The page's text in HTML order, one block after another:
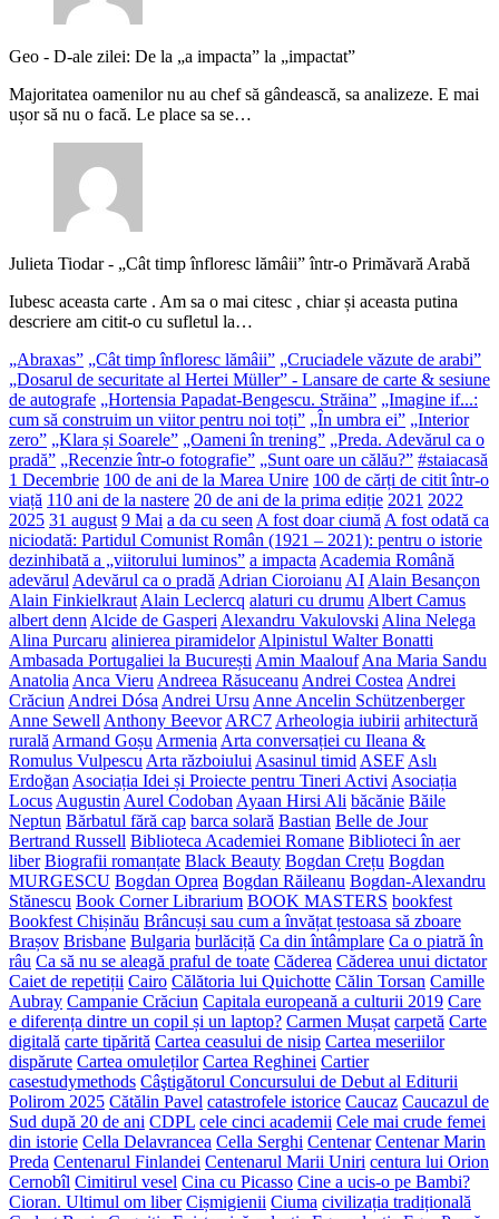
Geo - D-ale zilei: De la „a impacta” la „impactat”
Majoritatea oamenilor nu au chef să gândească, sa analizeze. E mai
ușor să nu o facă. Le place sa se…
Julieta Tiodar- „Cât timp înfloresc lămâii” într-o Primăvară Arabă
Iubesc aceasta carte . Am sa o mai citesc , chiar și aceasta putina
descriere am citit-o cu sufletul la…
„Abraxas” „Cât timp înfloresc lămâii” „Cruciadele văzute de arabi”
„Dosarul de securitate al Hertei Müller” - Lansare de carte & sesiune
de autografe „Hortensia Papadat-Bengescu. Străina” „Imagine if...:
cum să construim un viitor pentru noi toți” „În umbra ei” „Interior
zero” „Klara și Soarele” „Oameni în trening” „Preda. Adevărul ca o
pradă” „Recenzie într-o fotografie” „Sunt oare un călău?” #staiacasă
1 Decembrie 100 de ani de la Marea Unire 100 de cărți de citit într-o
viață 110 ani de la nastere 20 de ani de la prima ediție 2021 2022
2025 31 august 9 Mai a da cu seen A fost doar ciumă A fost odată ca
niciodată: Partidul Comunist Român (1921 – 2021): pentru o istorie
dezinhibată a „viitorului luminos” a impacta Academia Română
adevărul Adevărul ca o pradă Adrian Cioroianu AI Alain Besançon
Alain Finkielkraut Alain Leclercq alaturi cu drumu Albert Camus
albert denn Alcide de Gasperi Alexandru Vakulovski Alina Nelega
Alina Purcaru alinierea piramidelor Alpinistul Walter Bonatti
Ambasada Portugaliei la București Amin Maalouf Ana Maria Sandu
Anatolia Anca Vieru Andreea Răsuceanu Andrei Costea Andrei
Crăciun Andrei Dósa Andrei Ursu Anne Ancelin Schützenberger
Anne Sewell Anthony Beevor ARC7 Arheologia iubirii arhitectură
rurală Armand Goșu Armenia Arta conversației cu Ileana &
Romulus Vulpescu Arta războiului Asasinul timid ASEF Aslı
Erdoğan Asociația Idei și Proiecte pentru Tineri Activi Asociația
Locus Augustin Aurel Codoban Ayaan Hirsi Ali băcănie Băile
Neptun Bărbatul fără cap barca solară Bastian Belle de Jour
Bertrand Russell Biblioteca Academiei Romane Biblioteci în aer
liber Biografii romanțate Black Beauty Bogdan Crețu Bogdan
MURGESCU Bogdan Oprea Bogdan Răileanu Bogdan-Alexandru
Stănescu Book Corner Librarium BOOK MASTERS bookfest
Bookfest Chișinău Brâncuși sau cum a învățat țestoasa să zboare
Brașov Brisbane Bulgaria burlăciță Ca din întâmplare Ca o piatră în
râu Ca să nu se aleagă praful de toate Căderea Căderea unui dictator
Caiet de repetiții Cairo Călătoria lui Quichotte Călin Torsan Camille
Aubray Campanie Crăciun Capitala europeană a culturii 2019 Care
e diferența dintre un copil și un laptop? Carmen Mușat carpetă Carte
digitală carte tipărită Cartea ceasului de nisip Cartea meseriilor
dispărute Cartea omuleților Cartea Reghinei Cartier
casestudymethods Câştigătorul Concursului de Debut al Editurii
Polirom 2025 Cătălin Pavel catastrofele istorice Caucaz Caucazul de
Sud după 20 de ani CDPL cele cinci academii Cele mai crude femei
din istorie Cella Delavrancea Cella Serghi Centenar Centenar Marin
Preda Centenarul Finlandei Centenarul Marii Uniri centura lui Orion
Cernobîl Cimitirul vesel Cina cu Picasso Cine a ucis-o pe Bambi?
Cioran. Ultimul om liber Cișmigienii Ciuma civilizația tradițională